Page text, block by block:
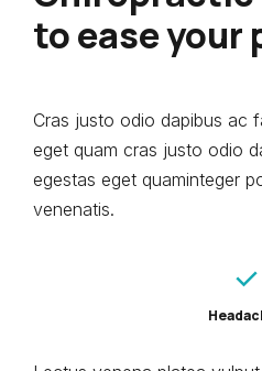
to ease your
Cras justo odio dapibus ac
eget quam cras justo odio
egestas eget quaminteger
venenatis.